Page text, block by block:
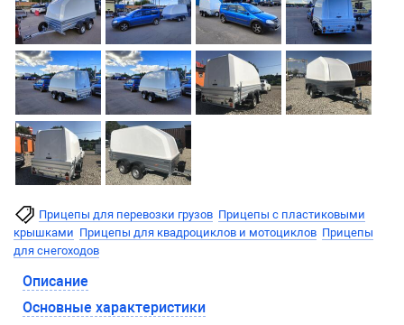
Прицепы для перевозки грузов Прицепы с пластиковыми
крышками Прицепы для квадроциклов и мотоциклов Прицепы
для снегоходов
Описание
Основные характеристики